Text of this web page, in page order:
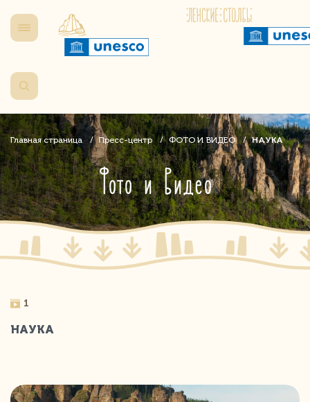
Главная страница Пресс-центр ФОТО И ВИДЕО НАУКА
Фото и Видео
НАУКА
1